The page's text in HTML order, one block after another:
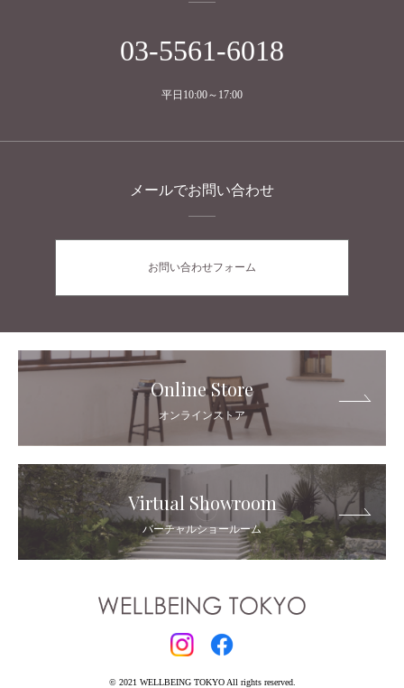
03-5561-6018
平日10:00～17:00
メールでお問い合わせ
お問い合わせフォーム
Online Store
オンラインストア
Virtual Showroom
バーチャルショールーム
© 2021 WELLBEING TOKYO All rights reserved.